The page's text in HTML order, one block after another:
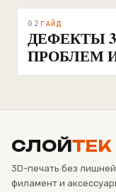
02 ГАЙД
ДЕФЕКТЫ
ПРОБЛЕМ
СЛОЙТЕК
3D-печать без
филамент и